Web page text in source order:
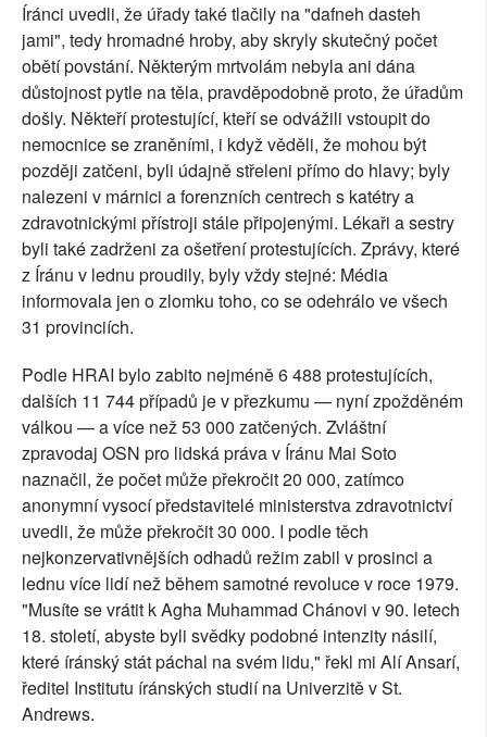
Íránci uvedli, že úřady také tlačily na "dafneh dasteh
jami", tedy hromadné hroby, aby skryly skutečný počet
obětí povstání. Některým mrtvolám nebyla ani dána
důstojnost pytle na těla, pravděpodobně proto, že úřadům
došly. Někteří protestující, kteří se odvážili vstoupit do
nemocnice se zraněními, i když věděli, že mohou být
později zatčeni, byli údajně střeleni přímo do hlavy; byly
nalezeni v márnici a forenzních centrech s katétry a
zdravotnickými přístroji stále připojenými. Lékaři a sestry
byli také zadrženi za ošetření protestujících. Zprávy, které
z Íránu v lednu proudily, byly vždy stejné: Média
informovala jen o zlomku toho, co se odehrálo ve všech
31 provinciích.
Podle HRAI bylo zabito nejméně 6 488 protestujících,
dalších 11 744 případů je v přezkumu — nyní zpožděném
válkou — a více než 53 000 zatčených. Zvláštní
zpravodaj OSN pro lidská práva v Íránu Mai Soto
naznačil, že počet může překročit 20 000, zatímco
anonymní vysocí představitelé ministerstva zdravotnictví
uvedli, že může překročit 30 000. I podle těch
nejkonzervativnějších odhadů režim zabil v prosinci a
lednu více lidí než během samotné revoluce v roce 1979.
"Musíte se vrátit k Agha Muhammad Chánovi v 90. letech
18. století, abyste byli svědky podobné intenzity násilí,
které íránský stát páchal na svém lidu," řekl mi Alí Ansarí,
ředitel Institutu íránských studií na Univerzitě v St.
Andrews.